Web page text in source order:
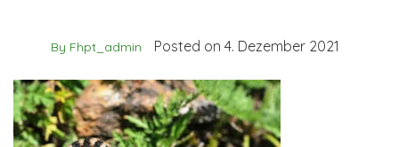
By Fhpt_admin Posted on 4. Dezember 2021